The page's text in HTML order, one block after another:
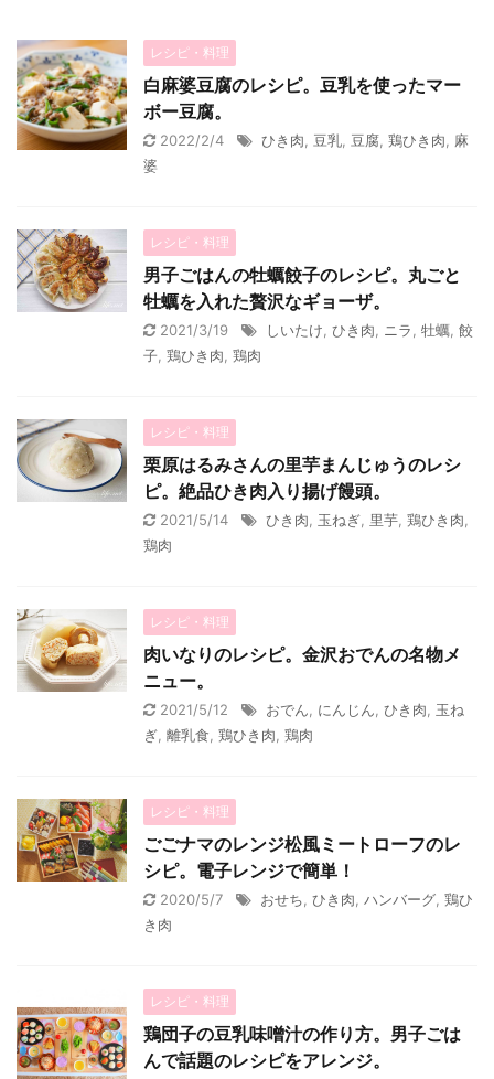
レシピ・料理
白麻婆豆腐のレシピ。豆乳を使ったマー
ボー豆腐。
2022/2/4 ひき肉 豆乳 豆腐 鶏ひき肉
麻
婆
レシピ・料理
男子ごはんの牡蠣餃子のレシピ。丸ごと
牡蠣を入れた贅沢なギョーザ。
2021/3/19 しいたけ ひき肉 ニラ 牡蠣 餃
子 鶏ひき肉 鶏肉
レシピ・料理
栗原はるみさんの里芋まんじゅうのレシ
ピ。絶品ひき肉入り揚げ饅頭。
2021/5/14 ひき肉 玉ねぎ 里芋 鶏ひき肉
鶏肉
レシピ・料理
肉いなりのレシピ。金沢おでんの名物メ
ニュー。
2021/5/12 おでん にんじん ひき肉
玉ね
ぎ 離乳食 鶏ひき肉 鶏肉
レシピ・料理
ごごナマのレンジ松風ミートローフのレ
シピ。電子レンジで簡単！
2020/5/7 おせち ひき肉 ハンバーグ 鶏ひ
き肉
レシピ・料理
鶏団子の豆乳味噌汁の作り方。男子ごは
んで話題のレシピをアレンジ。